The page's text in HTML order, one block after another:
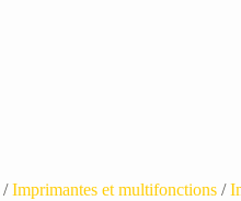
/Imprimantes et multifonctions /